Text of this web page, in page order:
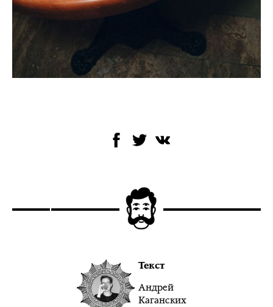
Текст
Андрей
Каганских